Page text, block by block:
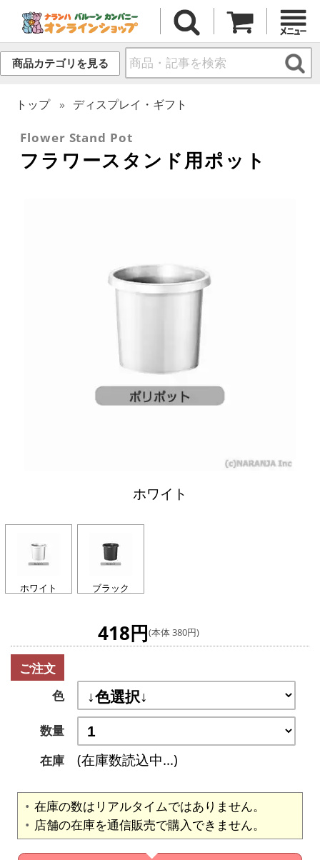
商品カテゴリを見る
トップ ディスプレイ・ギフト
Flower Stand Pot
フラワースタンド用ポット
ホワイト
ホワイト ブラック
418円(本体 380円)
ご注文
色
数量
在庫
(在庫数読込中...)
在庫の数はリアルタイムではありません。
店舗の在庫を通信販売で購入できません。